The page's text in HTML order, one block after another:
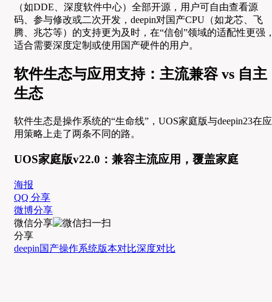
（如DDE、深度软件中心）全部开源，用户可自由查看源
码、参与修改或二次开发，deepin对国产CPU（如龙芯、飞
腾、兆芯等）的支持更为及时，在“信创”领域的适配性更强
适合需要深度定制或使用国产硬件的用户。
软件生态与应用支持：主流兼容 vs 自主
生态
软件生态是操作系统的“生命线”，UOS家庭版与deepin23在应
用策略上走了两条不同的路。
UOS家庭版v22.0：兼容主流应用，覆盖家庭
海报
QQ 分享
微博分享
微信分享
分享
deepin国产操作系统版本对比深度对比